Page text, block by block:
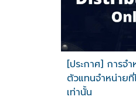
[ประกาศ] การจ
ตัวแทนจำหน่าย
เท่านั้น